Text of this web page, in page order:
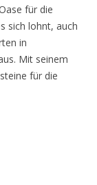
für die
sich lohnt, auch
in
Mit seinem
für die